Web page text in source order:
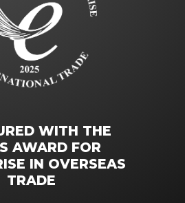
WITH THE
AWARD FOR
IN OVERSEAS
TRADE